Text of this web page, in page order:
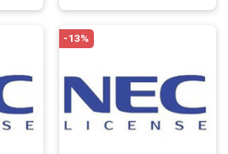
-13%